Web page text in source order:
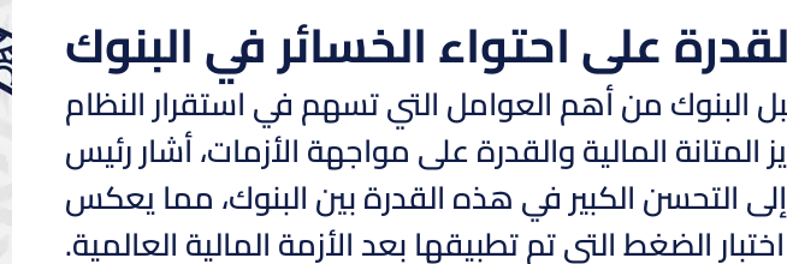
على احتواء الخسائر في البنوك
البنوك من أهم العوامل التي تسهم في استقرار النظام
المالية والقدرة على مواجهة الأزمات، أشار رئيس
التحسن الكبير في هذه القدرة بين البنوك، مما يعكس
الضغط التي تم تطبيقها بعد الأزمة المالية العالمية.